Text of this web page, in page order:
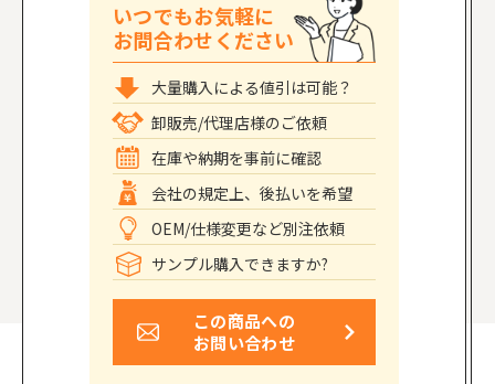
いつでもお気軽に
お問合わせください
大量購入による値引は可能？
卸販売/代理店様のご依頼
在庫や納期を事前に確認
会社の規定上、後払いを希望
OEM/仕様変更など別注依頼
サンプル購入できますか?
この商品への
お問い合わせ